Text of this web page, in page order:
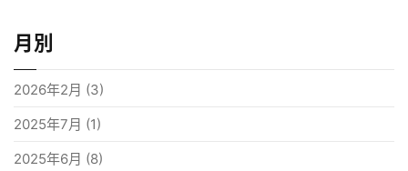
月別
2026年2月 (3)
2025年7月 (1)
2025年6月 (8)